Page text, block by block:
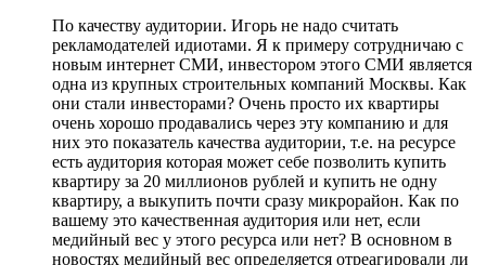
По качеству аудитории. Игорь не надо считать
рекламодателей идиотами. Я к примеру сотрудничаю с
новым интернет СМИ, инвестором этого СМИ является
одна из крупных строительных компаний Москвы. Как
они стали инвесторами? Очень просто их квартиры
очень хорошо продавались через эту компанию и для
них это показатель качества аудитории, т.е. на ресурсе
есть аудитория которая может себе позволить купить
квартиру за 20 миллионов рублей и купить не одну
квартиру, а выкупить почти сразу микрорайон. Как по
вашему это качественная аудитория или нет, если
медийный вес у этого ресурса или нет? В основном в
новостях медийный вес определяется отреагировали ли